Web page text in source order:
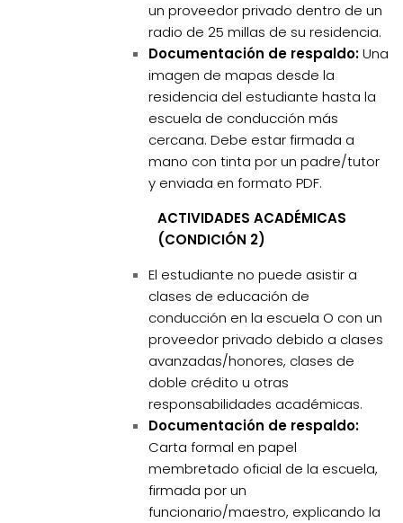
un proveedor privado dentro de un
radio de 25 millas de su residencia.
Documentación de respaldo:Una
imagen de mapas desde la
residencia del estudiante hasta la
escuela de conducción más
cercana. Debe estar firmada a
mano con tinta por un padre/tutor
y enviada en formato PDF.
ACTIVIDADES ACADÉMICAS
(CONDICIÓN 2)
El estudiante no puede asistir a
clases de educación de
conducción en la escuela O con un
proveedor privado debido a clases
avanzadas/honores, clases de
doble crédito u otras
responsabilidades académicas.
Documentación de respaldo:
Carta formal en papel
membretado oficial de la escuela,
firmada por un
funcionario/maestro, explicando la